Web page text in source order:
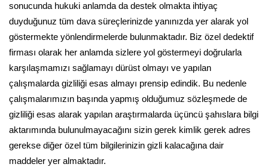
sonucunda hukuki anlamda da destek olmakta ihtiyaç
duyduğunuz tüm dava süreçlerinizde yanınızda yer alarak yol
göstermekte yönlendirmelerde bulunmaktadır. Biz özel dedektif
firması olarak her anlamda sizlere yol göstermeyi doğrularla
karşılaşmamızı sağlamayı dürüst olmayı ve yapılan
çalışmalarda gizliliği esas almayı prensip edindik. Bu nedenle
çalışmalarımızın başında yapmış olduğumuz sözleşmede de
gizliliği esas alarak yapılan araştırmalarda üçüncü şahıslara bilgi
aktarımında bulunulmayacağını sizin gerek kimlik gerek adres
gerekse diğer özel tüm bilgilerinizin gizli kalacağına dair
maddeler yer almaktadır.